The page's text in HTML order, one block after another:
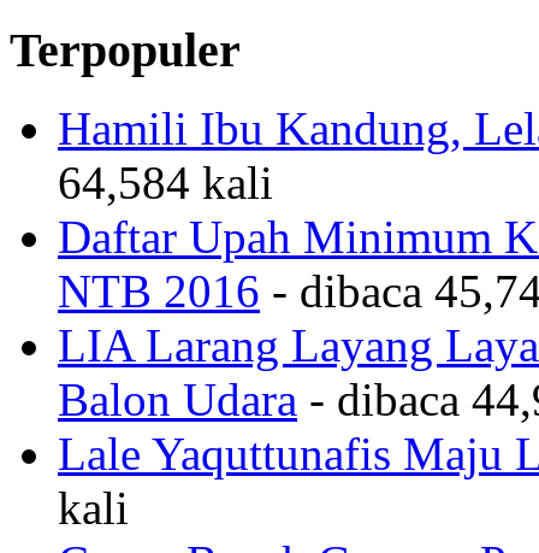
Terpopuler
Hamili Ibu Kandung,
64,584 kali
Daftar Upah Minimum
NTB 2016 - dibaca
LIA Larang Layang
Balon Udara - dibaca
Lale Yaquttunafis Maju
kali